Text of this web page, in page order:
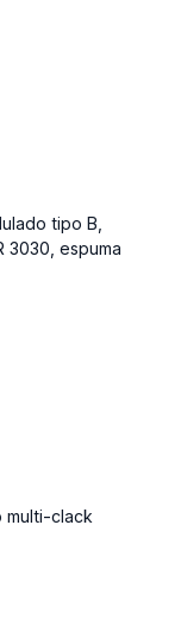
tipo B,
3030, espuma
multi-clack